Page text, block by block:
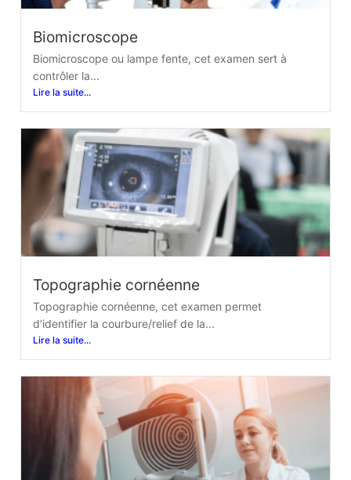
Biomicroscope
Biomicroscope ou lampe fente, cet examen sert à
contrôler la...
Lire la suite...
Topographie cornéenne
Topographie cornéenne, cet examen permet
d’identifier la courbure/relief de la...
Lire la suite...